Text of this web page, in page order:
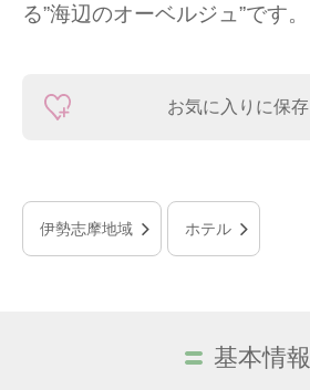
る”海辺のオーベルジュ”です。
お気に入りに保存
伊勢志摩地域 ホテル
基本情報